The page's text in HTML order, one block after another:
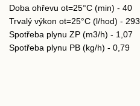
Doba ohřevu ot=25°C (min) - 40
Trvalý výkon ot=25°C (l/hod) - 293
Spotřeba plynu ZP (m3/h) - 1,07
Spotřeba plynu PB (kg/h) - 0,79